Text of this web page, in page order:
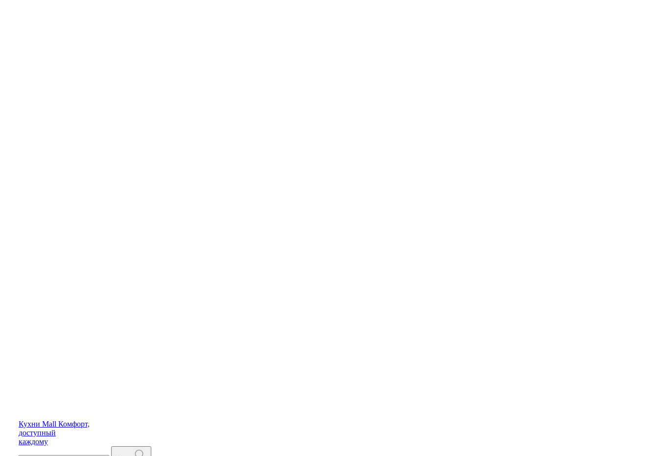
Кухни Mall Комфорт,
доступный
каждому